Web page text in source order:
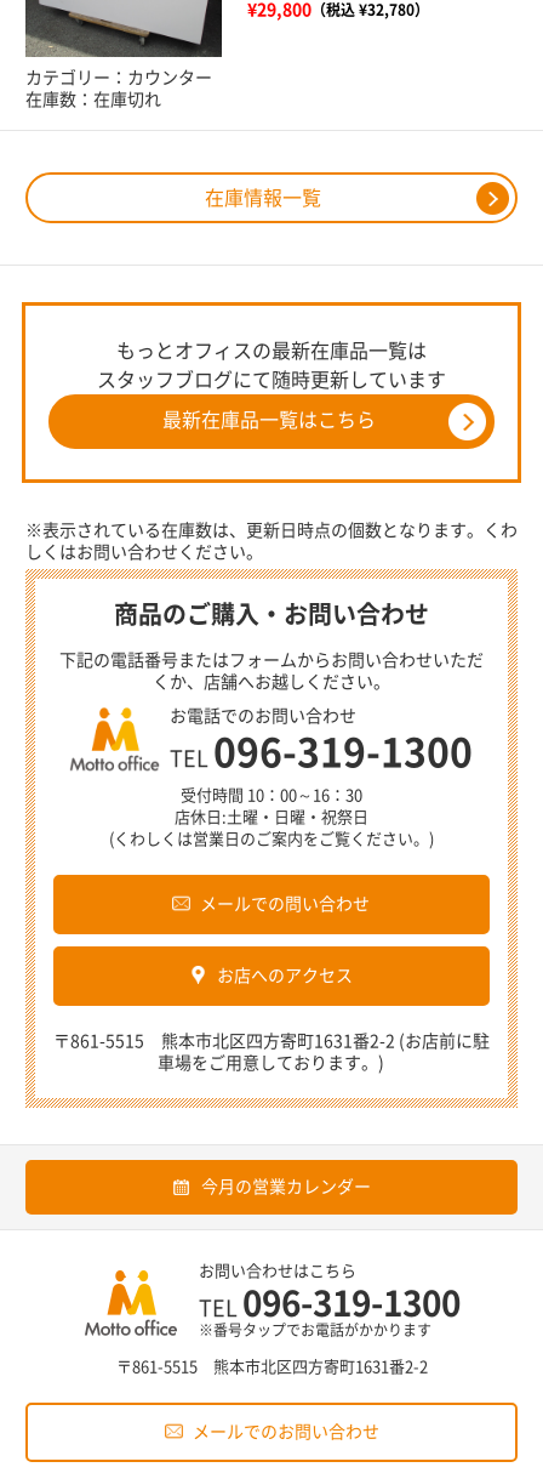
在庫情報一覧
¥29,800（税込 ¥32,780）
カテゴリー：カウンター
在庫数：在庫切れ
もっとオフィスの最新在庫品一覧は
スタッフブログにて随時更新しています
最新在庫品一覧はこちら
※表示されている在庫数は、更新日時点の個数となります。くわ
しくはお問い合わせください。
商品のご購入・お問い合わせ
下記の電話番号またはフォームからお問い合わせいただ
くか、店舗へお越しください。
お電話でのお問い合わせ
TEL 096-319-1300
受付時間 10：00～16：30
店休日:土曜・日曜・祝祭日
(くわしくは営業日のご案内をご覧ください。)
メールでの問い合わせ
お店へのアクセス
〒861-5515 熊本市北区四方寄町1631番2-2 (お店前に駐
車場をご用意しております。)
今月の営業カレンダー
お問い合わせはこちら
TEL 096-319-1300
※番号タップでお電話がかかります
〒861-5515 熊本市北区四方寄町1631番2-2
メールでのお問い合わせ